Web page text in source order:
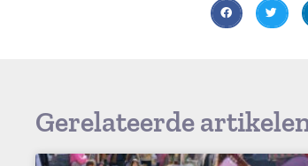
Gerelateerde